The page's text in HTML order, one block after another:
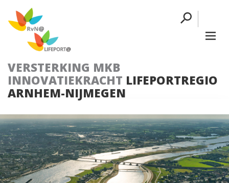
VERSTERKING MKB
INNOVATIEKRACHT LIFEPORTREGIO
ARNHEM-NIJMEGEN